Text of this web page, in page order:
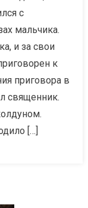
с
мальчика.
и за свои
к
приговора в
священник.
[…]